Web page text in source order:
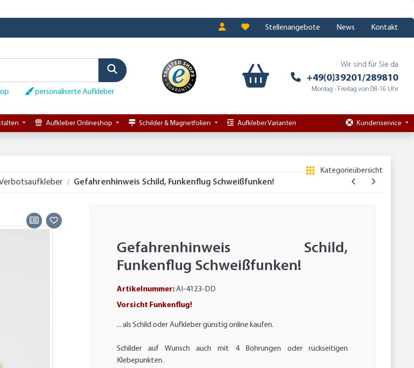
Stellenangebote News Kontakt
personaliserte Aufkleber
Wir sind für Sie da
+49(0)39201/289810
Montag - Freitag von 08-16 Uhr
Aufkleber Onlineshop Schilder & Magnetfolien Aufkleber Varianten Kundenservice
Gefahrenhinweis Schild, Funkenflug Schweißfunken!
Kategorieübersicht
Gefahrenhinweis Schild,
Funkenflug Schweißfunken!
Artikelnummer:AI-4123-DD
Vorsicht Funkenflug!
... als Schild oder Aufkleber günstig online kaufen.
Schilder auf Wunsch auch mit 4 Bohrungen oder rückseitigen
Klebepunkten.